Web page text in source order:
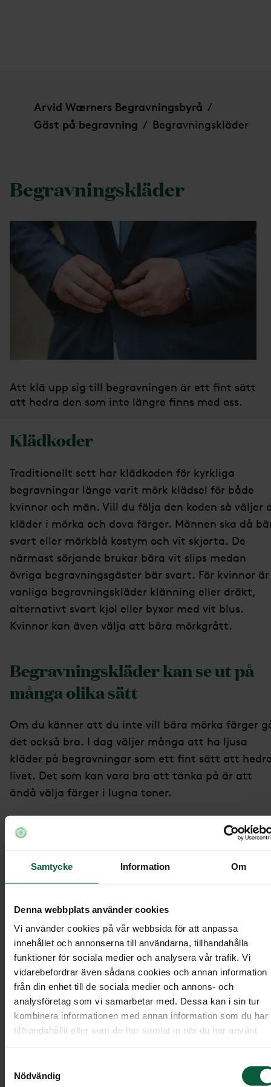
Samtycke Information Om
Denna webbplats använder cookies
Vi använder cookies på vår webbsida för att anpassa
innehållet och annonserna till användarna, tillhandahålla
funktioner för sociala medier och analysera vår trafik. Vi
vidarebefordrar även sådana cookies och annan information
från din enhet till de sociala medier och annons- och
analysföretag som vi samarbetar med. Dessa kan i sin tur
kombinera informationen med annan information som du har
tillhandahållit eller som de har samlat in när du har använt
Nödvändig
Arvid Wærners Begravningsbyrå /
Gäst på begravning / Begravningskläder
Begravningskläder
Att klä upp sig till begravningen är ett fint sätt
att hedra den som inte längre finns med oss.
Klädkoder
Traditionellt sett har klädkoden för kyrkliga
begravningar länge varit mörk klädsel för både
kvinnor och män. Vill du följa den koden så väljer
kläder i mörka och dova färger. Männen ska då
svart eller mörkblå kostym och vit skjorta. De
närmast sörjande brukar bära vit slips medan
övriga begravningsgäster bär svart. För kvinnor är
vanliga begravningskläder klänning eller dräkt,
alternativt svart kjol eller byxor med vit blus.
Kvinnor kan även välja att bära mörkgrått.
Begravningskläder kan se ut på
många olika sätt
Om du känner att du inte vill bära mörka färger
det också bra. I dag väljer många att ha ljusa
kläder på begravningar som ett fint sätt att
livet. Det som kan vara bra att tänka på är att
ändå välja färger i lugna toner.
Ibland har den avlidna haft egna önskemål om
gästernas begravningsklädsel. Det kan handla om
en favoritfärg, ett speciellt klädesplagg eller
annat personligt önskemål. Om det finns särskilda
önskemål om klädsel brukar detstå i
eller på minnessidan.
Vad ska barn ha för kläder på
begravning?
Barn och ungdomar behöver inte följa några
klädkoder, utan kan ha kläder som de känner sig